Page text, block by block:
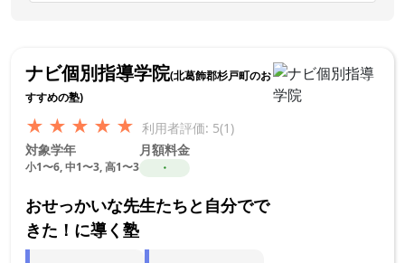
ナビ個別指導学院(北葛飾郡杉戸町のお
すすめの塾)
★ ★ ★ ★ ★ 利用者評価: 5(1)
対象学年
小1〜6, 中1〜3, 高1〜3
月額料金
・
おせっかいな先生たちと自分でで
きた！に導く塾